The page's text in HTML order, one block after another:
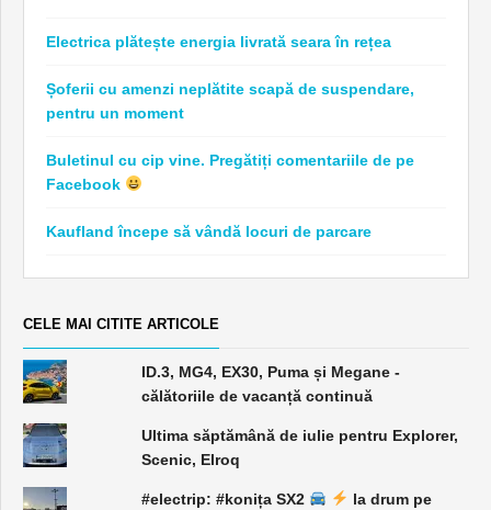
Electrica plătește energia livrată seara în rețea
Șoferii cu amenzi neplătite scapă de suspendare,
pentru un moment
Buletinul cu cip vine. Pregătiți comentariile de pe
Facebook
Kaufland începe să vândă locuri de parcare
CELE MAI CITITE ARTICOLE
ID.3, MG4, EX30, Puma și Megane -
călătoriile de vacanță continuă
Ultima săptămână de iulie pentru Explorer,
Scenic, Elroq
#electrip: #konița SX2
la drum pe